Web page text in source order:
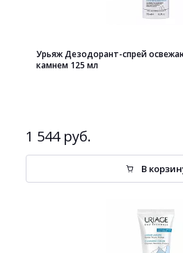
Урьяж Дезодорант-спрей
камнем 125 мл
1 544 руб.
В